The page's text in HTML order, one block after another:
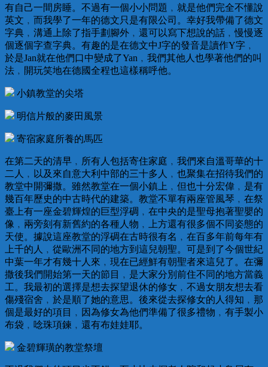
有自己一間房睡。不過有一個小小問題﹐就是他們完全不懂說
英文﹐而我學了一年的德文只是有限公司。幸好我帶備了德文
字典﹐溝通上除了指手劃腳外﹐還可以寫下想說的話﹐慢慢逐
個逐個字查字典。有趣的是在德文中J字的發音是讀作Y字﹐
於是Jan就在他們口中變成了Yan﹐我們其他人也學著他們的叫
法﹐開玩笑地在德國全程也這樣稱呼他。
小鎮教堂的尖塔
明信片般的麥田風景
寄宿家庭所養的馬匹
在第二天的清早﹐所有人包括寄住家庭﹐我們來自溫哥華的十
二人﹐以及來自意大利中部的三十多人﹐也聚集在招待我們的
教堂中開彌撒。雖然教堂在一個小鎮上﹐但也十分宏偉﹐是有
幾百年歷史的中古時代的建築。教堂不單有兩座管風琴﹐在祭
臺上有一座金碧輝煌的巨型浮碉﹐在中央的是聖母抱著聖嬰的
像﹐兩旁刻有新舊約的各種人物﹐上方還有很多個不同姿態的
天使。據說這座教堂的浮碉在古時很有名﹐在百多年前每年有
上千的人﹐從歐洲不同的地方到這兒朝聖。可是到了今個世紀
中葉一年才有幾十人來﹐現在已經鮮有朝聖者來這兒了。在彌
撒後我們開始第一天的節目﹐是大家分別前住不同的地方當義
工。我最初的選擇是想去探望退休的修女﹐不過女朋友想去看
傷殘宿舍﹐於是順了她的意思。後來從去探修女的人得知﹐那
個是最好的項目﹐因為修女為他們準備了很多禮物﹐有手製小
布袋﹐唸珠項鍊﹐還有布娃娃耶。
金碧輝璜的教堂祭壇